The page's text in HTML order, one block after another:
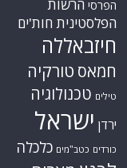
הפרסי הרשות
הפלסטינית חות'ים
חיזבאללה
חמאס טורקיה
טילים טכנולוגיה
ירדן ישראל
כורדים כטב"מים כלכלה